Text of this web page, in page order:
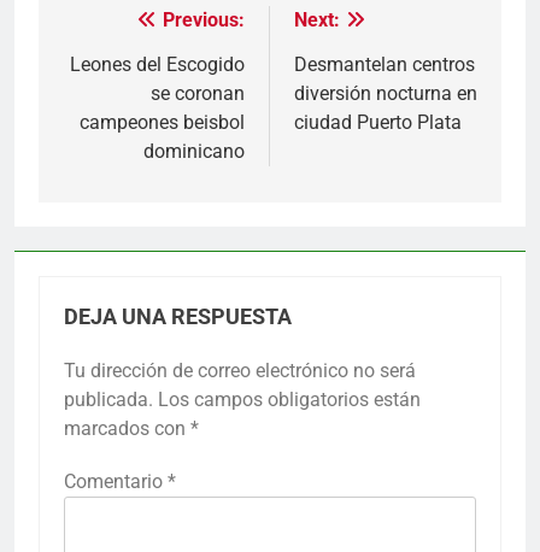
Navegación
de
entradas
Previous:
Leones del Escogido
se coronan
campeones beisbol
dominicano
Next:
Desmantelan centros
diversión nocturna en
ciudad Puerto Plata
DEJA UNA RESPUESTA
Tu dirección de correo electrónico no será
publicada. Los campos obligatorios están
marcados con *
Comentario *